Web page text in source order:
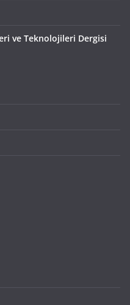
ve Teknolojileri Dergisi